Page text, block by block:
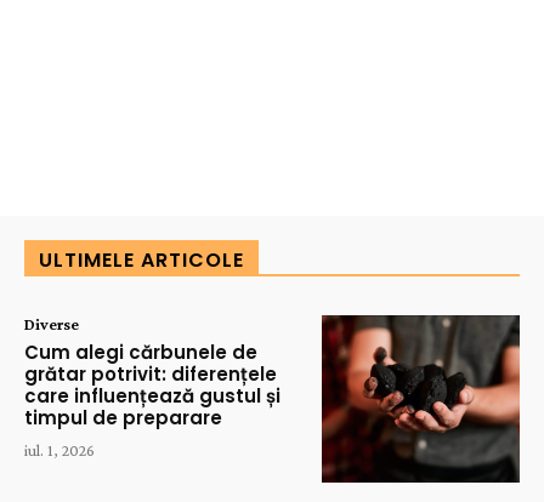
ULTIMELE ARTICOLE
Diverse
Cum alegi cărbunele de
grătar potrivit: diferențele
care influențează gustul și
timpul de preparare
iul. 1, 2026